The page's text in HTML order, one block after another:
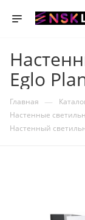
Eglo
Главная —
Настенные
Настенный